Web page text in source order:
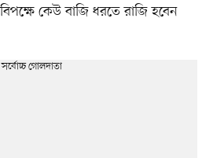
কেউ বাজি ধরতে রাজি হবেন